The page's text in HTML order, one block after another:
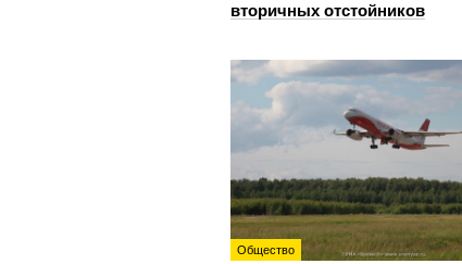
вторичных отстойников
Общество